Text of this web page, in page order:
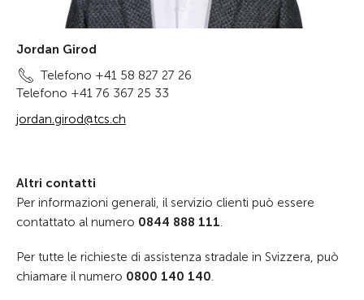
Jordan Girod
Telefono +41 58 827 27 26
Telefono +41 76 367 25 33
jordan.girod@tcs.ch
Altri contatti
Per informazioni generali, il servizio clienti può essere
contattato al numero 0844 888 111.
Per tutte le richieste di assistenza stradale in Svizzera, può
chiamare il numero 0800 140 140.